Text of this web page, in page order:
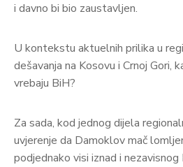
i davno bi bio zaustavljen.
U kontekstu aktuelnih prilika u
dešavanja na Kosovu i Crnoj Gori,
vrebaju BiH?
Za sada, kod jednog dijela
uvjerenje da Damoklov mač
podjednako visi iznad i